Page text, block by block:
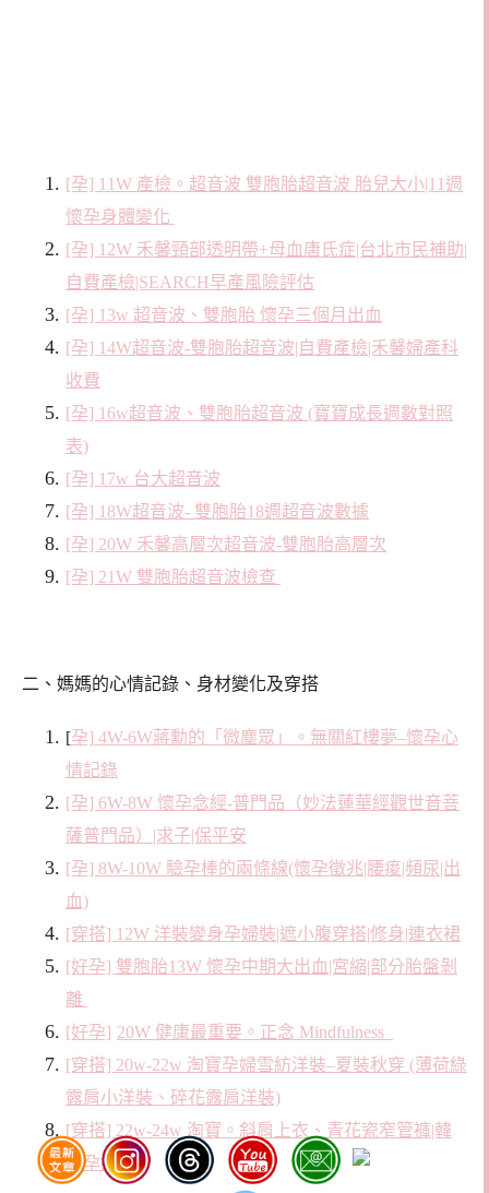
[孕] 11W 產檢。超音波 雙胞胎超音波 胎兒大小|11週
懷孕身體變化
[孕] 12W 禾馨頸部透明帶+母血唐氏症|台北市民補助|
自費產檢|SEARCH早產風險評估
[孕] 13w 超音波、雙胞胎 懷孕三個月出血
[孕] 14W超音波-雙胞胎超音波|自費產檢|禾馨婦產科
收費
[孕] 16w超音波、雙胞胎超音波 (寶寶成長週數對照
表)
[孕] 17w 台大超音波
[孕] 18W超音波- 雙胞胎18週超音波數據
[孕] 20W 禾馨高層次超音波-雙胞胎高層次
[孕] 21W 雙胞胎超音波檢查
二、媽媽的心情記錄、身材變化及穿搭
[孕] 4W-6W蔣勳的「微塵眾」。無關紅樓夢–懷孕心
情記錄
[孕] 6W-8W 懷孕念經-普門品（妙法蓮華經觀世音菩
薩普門品）|求子|保平安
[孕] 8W-10W 驗孕棒的兩條線(懷孕徵兆|腰痠|頻尿|出
血)
[穿搭] 12W 洋裝變身孕婦裝|遮小腹穿搭|修身|連衣裙
[好孕] 雙胞胎13W 懷孕中期大出血|宮縮|部分胎盤剝
離
[好孕] 20W 健康最重要。正念 Mindfulness
[穿搭] 20w-22w 淘寶孕婦雪紡洋裝–夏裝秋穿 (薄荷綠
露肩小洋裝、碎花露肩洋裝)
[穿搭] 22w-24w 淘寶。斜肩上衣、青花瓷窄管褲|韓
系孕婦裝